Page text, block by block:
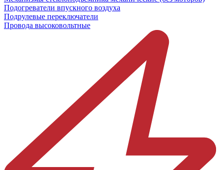
Подогреватели впускного воздуха
Подрулевые переключатели
Провода высоковольтные